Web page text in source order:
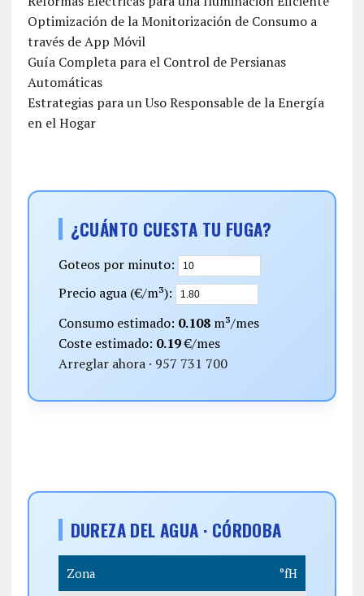
Optimización de la Monitorización de Consumo a
través de App Móvil
Guía Completa para el Control de Persianas
Automáticas
Estrategias para un Uso Responsable de la Energía
en el Hogar
¿CUÁNTO CUESTA TU FUGA?
Goteos por minuto:
Precio agua (€/m³):
Consumo estimado: 0.108m³/mes
Coste estimado: 0.19€/mes
Arreglar ahora · 957 731 700
DUREZA DEL AGUA · CÓRDOBA
Zona °fH